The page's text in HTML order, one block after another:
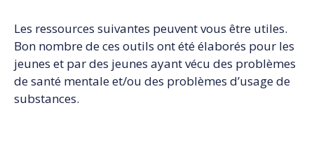
Les ressources suivantes peuvent vous être utiles.
Bon nombre de ces outils ont été élaborés pour les
jeunes et par des jeunes ayant vécu des problèmes
de santé mentale et/ou des problèmes d’usage de
substances.